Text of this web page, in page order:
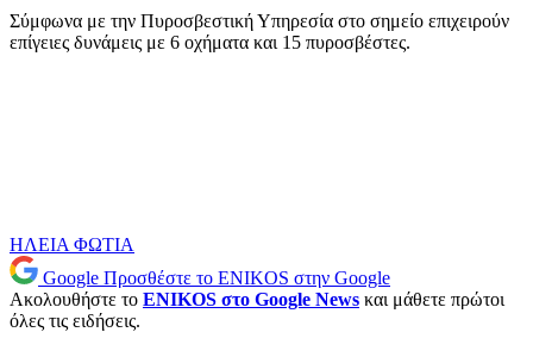
Σύμφωνα με την Πυροσβεστική Υπηρεσία στο σημείο επιχειρούν
επίγειες δυνάμεις με 6 οχήματα και 15 πυροσβέστες.
ΗΛΕΙΑ ΦΩΤΙΑ
Google Προσθέστε το ENIKOS στην Google
Ακολουθήστε το ENIKOS στο Google News και μάθετε πρώτοι
όλες τις ειδήσεις.